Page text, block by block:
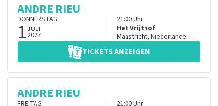
ANDRE RIEU
DONNERSTAG
1JULI
2027
21:00Uhr
Het Vrijthof
Maastricht, Niederlande
TICKETS ANZEIGEN
ANDRE RIEU
FREITAG 21:00Uhr